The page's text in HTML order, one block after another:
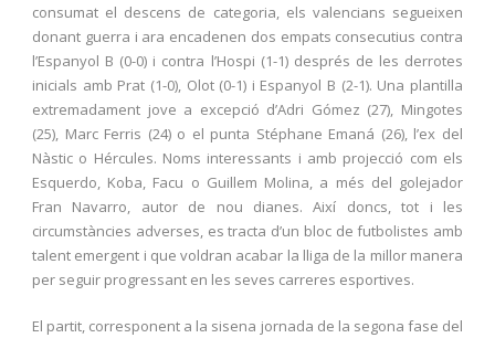
consumat el descens de categoria, els valencians segueixen
donant guerra i ara encadenen dos empats consecutius contra
l’Espanyol B (0-0) i contra l’Hospi (1-1) després de les derrotes
inicials amb Prat (1-0), Olot (0-1) i Espanyol B (2-1). Una plantilla
extremadament jove a excepció d’Adri Gómez (27), Mingotes
(25), Marc Ferris (24) o el punta Stéphane Emaná (26), l’ex del
Nàstic o Hércules. Noms interessants i amb projecció com els
Esquerdo, Koba, Facu o Guillem Molina, a més del golejador
Fran Navarro, autor de nou dianes. Així doncs, tot i les
circumstàncies adverses, es tracta d’un bloc de futbolistes amb
talent emergent i que voldran acabar la lliga de la millor manera
per seguir progressant en les seves carreres esportives.
El partit, corresponent a la sisena jornada de la segona fase del